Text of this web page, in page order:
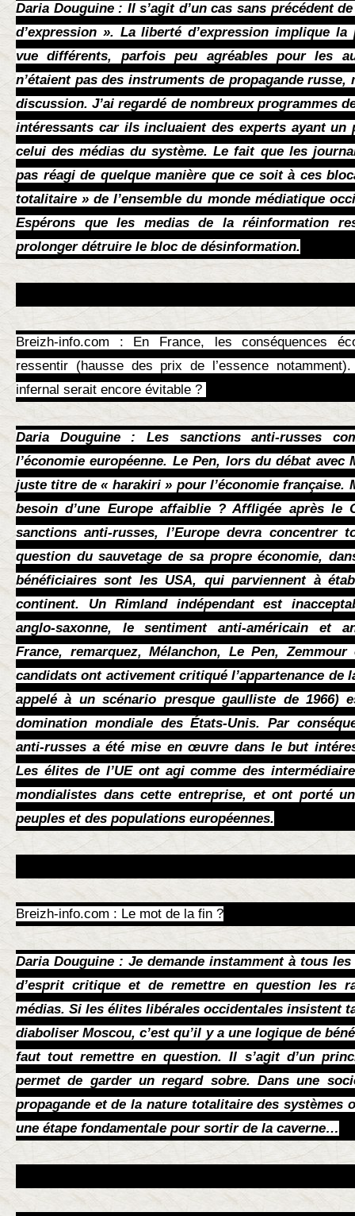
Daria Douguine : Il s’agit d’un cas sans précédent
d’expression ». La liberté d’expression implique
vue différents, parfois peu agréables pour les
n’étaient pas des instruments de propagande russe,
discussion. J’ai regardé de nombreux programmes
intéressants car ils incluaient des experts ayant un
celui des médias du système. Le fait que les
pas réagi de quelque manière que ce soit à ces
totalitaire » de l’ensemble du monde médiatique
Espérons que les medias de la réinformation
prolonger détruire le bloc de désinformation.
Breizh-info.com : En France, les conséquences
ressentir (hausse des prix de l’essence
infernal serait encore évitable ?
Daria Douguine : Les sanctions anti-russes
l’économie européenne. Le Pen, lors du débat avec
juste titre de « harakiri » pour l’économie française.
besoin d’une Europe affaiblie ? Affligée après le
sanctions anti-russes, l’Europe devra concentrer
question du sauvetage de sa propre économie,
bénéficiaires sont les USA, qui parviennent à
continent. Un Rimland indépendant est
anglo-saxonne, le sentiment anti-américain et
France, remarquez, Mélanchon, Le Pen,
candidats ont activement critiqué l’appartenance de
appelé à un scénario presque gaulliste de 1966)
domination mondiale des États-Unis. Par
anti-russes a été mise en œuvre dans le but
Les élites de l’UE ont agi comme des
mondialistes dans cette entreprise, et ont porté
peuples et des populations européennes.
Breizh-info.com : Le mot de la fin ?
Daria Douguine : Je demande instamment à tous
d’esprit critique et de remettre en question les
médias. Si les élites libérales occidentales insistent
diaboliser Moscou, c’est qu’il y a une logique de
faut tout remettre en question. Il s’agit d’un
permet de garder un regard sobre. Dans une
propagande et de la nature totalitaire des systèmes
une étape fondamentale pour sortir de la caverne…